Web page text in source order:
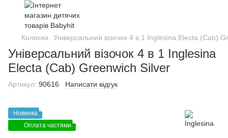
Коляски Універсальний візочок 4 в 1 Inglesina Electa (Cab)
Універсальний візочок 4 в 1 Inglesina
Electa (Cab) Greenwich Silver
Артикул: 90616 Написати відгук
Новинка
Оплата частями